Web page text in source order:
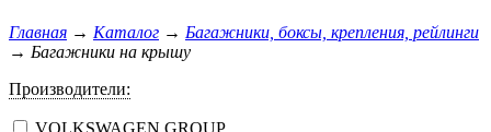
Главная → Каталог → Багажники, боксы, крепления, рейлинги
→ Багажники на крышу
Производители:
VOLKSWAGEN GROUP